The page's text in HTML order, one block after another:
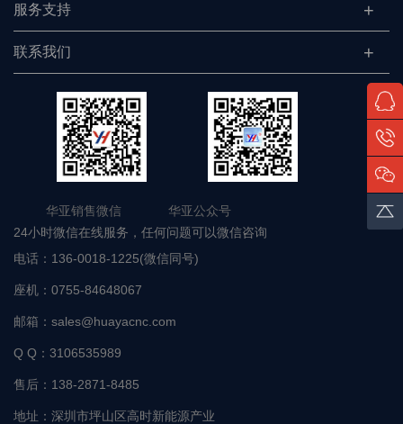
服务支持
联系我们
华亚销售微信 华亚公众号
24小时微信在线服务，任何问题可以微信咨询
电话： 136-0018-1225(微信同号)
座机： 0755-84648067
邮箱： sales@huayacnc.com
Q Q： 3106535989
售后： 138-2871-8485
地址： 深圳市坪山区高时新能源产业